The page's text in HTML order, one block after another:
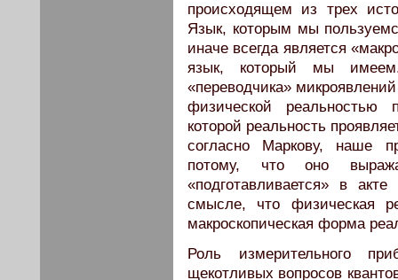
происходящем из трех
Язык, которым мы
иначе всегда является
язык, который мы
«переводчика»
физической
которой реальность
согласно Маркову, наше
потому, что оно
«подготавливается» в
смысле, что физическая
макроскопическая форма
Роль измерительного
щекотливых вопросов